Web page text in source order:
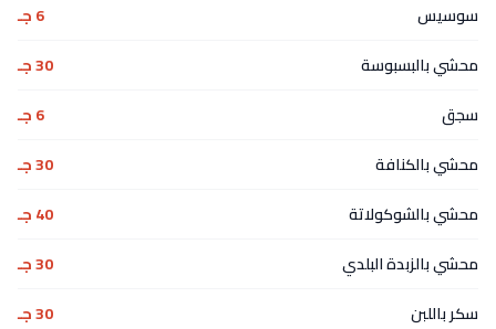
سوسيس
6 جـ
محشي بالبسبوسة
30 جـ
سجق
6 جـ
محشي بالكنافة
30 جـ
محشي بالشوكولاتة
40 جـ
محشي بالزبدة البلدي
30 جـ
سكر باللبن
30 جـ